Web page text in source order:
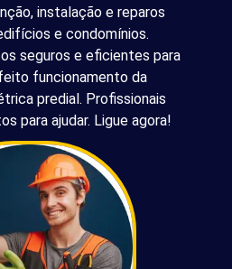
instalação e reparos
e condomínios.
seguros e eficientes para
funcionamento da
predial. Profissionais
para ajudar. Ligue agora!